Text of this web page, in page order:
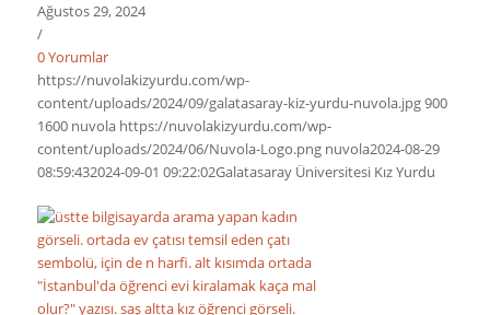
Ağustos 29, 2024
/
0 Yorumlar
https://nuvolakizyurdu.com/wp-
content/uploads/2024/09/galatasaray-kiz-yurdu-nuvola.jpg900
1600 nuvola https://nuvolakizyurdu.com/wp-
content/uploads/2024/06/Nuvola-Logo.png nuvola2024-08-29
08:59:432024-09-01 09:22:02Galatasaray Üniversitesi Kız Yurdu